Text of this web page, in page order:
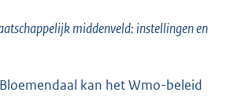
middenveld: instellingen en
kan het Wmo-beleid